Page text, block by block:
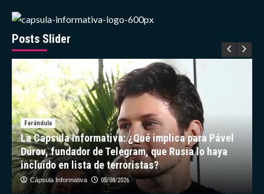
sus
vacaciones
Cartagena
Posts Slider
Farándula
La Capsula Informativa: ¿Qué implica para Pável
Dúrov, fundador de Telegram, que Rusia lo haya
incluido en lista de terroristas?
Cápsula Informativa 05/08/2026